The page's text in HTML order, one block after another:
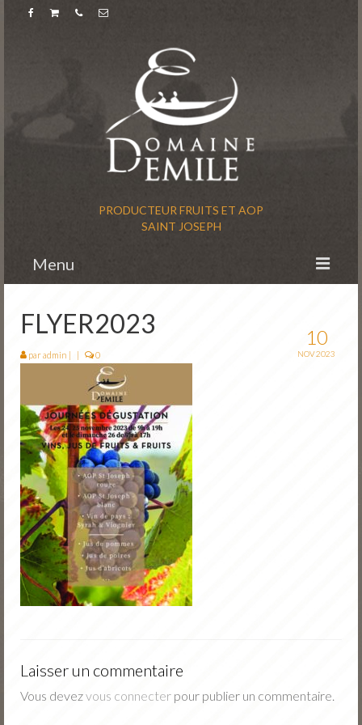
PRODUCTEUR FRUITS ET AOP
SAINT JOSEPH
Menu
Nos fruits
Jus de fruits
Actu
Portes Ouvertes Novembre
Tarifs / Commande
Contact
10
NOV 2023
FLYER2023
paradmin 0
Laisser un commentaire
Vous devezvous connecter pour publier un commentaire.